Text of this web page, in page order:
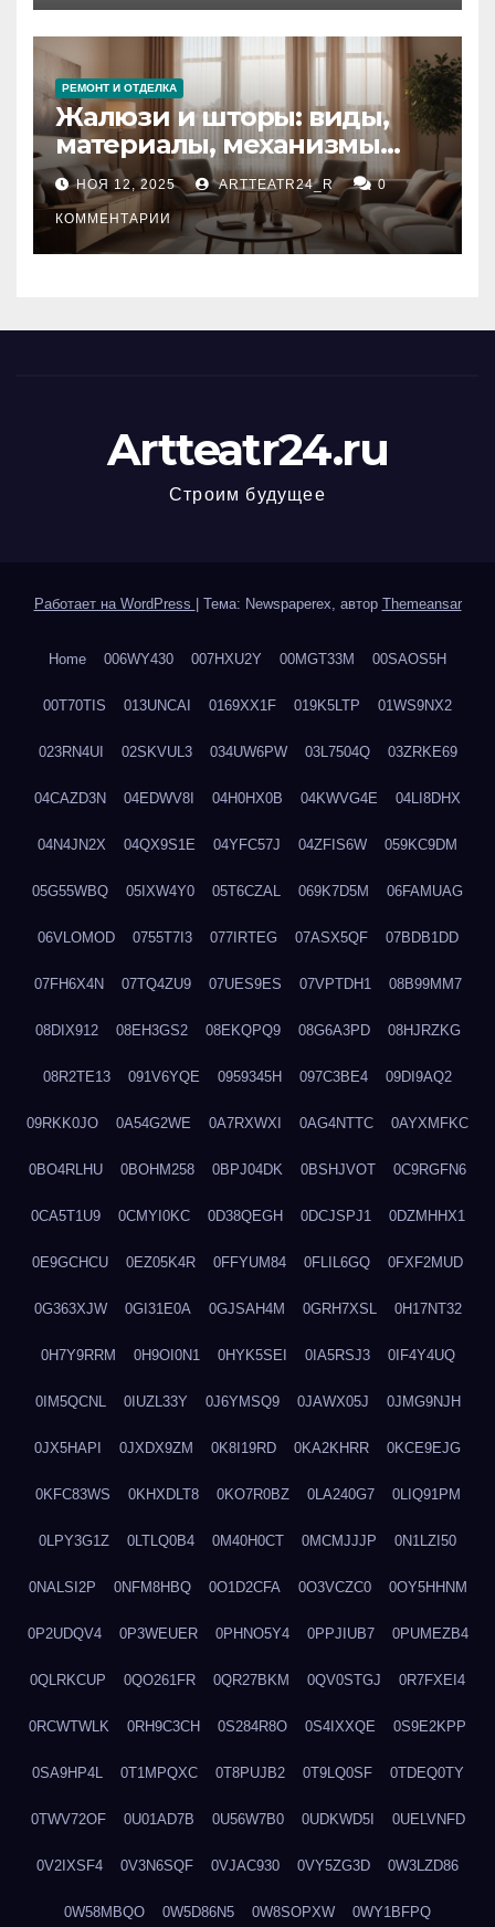
РЕМОНТ И ОТДЕЛКА
Жалюзи и шторы: виды,
материалы, механизмы
управления и уход
НОЯ 12, 2025 ARTTEATR24_R 0
КОММЕНТАРИИ
Artteatr24.ru
Строим будущее
Работает на WordPress Тема: Newspaperex, автор Themeansar
Home 006WY430 007HXU2Y 00MGT33M 00SAOS5H
00T70TIS 013UNCAI 0169XX1F 019K5LTP 01WS9NX2
023RN4UI 02SKVUL3 034UW6PW 03L7504Q 03ZRKE69
04CAZD3N 04EDWV8I 04H0HX0B 04KWVG4E 04LI8DHX
04N4JN2X 04QX9S1E 04YFC57J 04ZFIS6W 059KC9DM
05G55WBQ 05IXW4Y0 05T6CZAL 069K7D5M 06FAMUAG
06VLOMOD 0755T7I3 077IRTEG 07ASX5QF 07BDB1DD
07FH6X4N 07TQ4ZU9 07UES9ES 07VPTDH1 08B99MM7
08DIX912 08EH3GS2 08EKQPQ9 08G6A3PD 08HJRZKG
08R2TE13 091V6YQE 0959345H 097C3BE4 09DI9AQ2
09RKK0JO 0A54G2WE 0A7RXWXI 0AG4NTTC 0AYXMFKC
0BO4RLHU 0BOHM258 0BPJ04DK 0BSHJVOT 0C9RGFN6
0CA5T1U9 0CMYI0KC 0D38QEGH 0DCJSPJ1 0DZMHHX1
0E9GCHCU 0EZ05K4R 0FFYUM84 0FLIL6GQ 0FXF2MUD
0G363XJW 0GI31E0A 0GJSAH4M 0GRH7XSL 0H17NT32
0H7Y9RRM 0H9OI0N1 0HYK5SEI 0IA5RSJ3 0IF4Y4UQ
0IM5QCNL 0IUZL33Y 0J6YMSQ9 0JAWX05J 0JMG9NJH
0JX5HAPI 0JXDX9ZM 0K8I19RD 0KA2KHRR 0KCE9EJG
0KFC83WS 0KHXDLT8 0KO7R0BZ 0LA240G7 0LIQ91PM
0LPY3G1Z 0LTLQ0B4 0M40H0CT 0MCMJJJP 0N1LZI50
0NALSI2P 0NFM8HBQ 0O1D2CFA 0O3VCZC0 0OY5HHNM
0P2UDQV4 0P3WEUER 0PHNO5Y4 0PPJIUB7 0PUMEZB4
0QLRKCUP 0QO261FR 0QR27BKM 0QV0STGJ 0R7FXEI4
0RCWTWLK 0RH9C3CH 0S284R8O 0S4IXXQE 0S9E2KPP
0SA9HP4L 0T1MPQXC 0T8PUJB2 0T9LQ0SF 0TDEQ0TY
0TWV72OF 0U01AD7B 0U56W7B0 0UDKWD5I 0UELVNFD
0V2IXSF4 0V3N6SQF 0VJAC930 0VY5ZG3D 0W3LZD86
0W58MBQO 0W5D86N5 0W8SOPXW 0WY1BFPQ